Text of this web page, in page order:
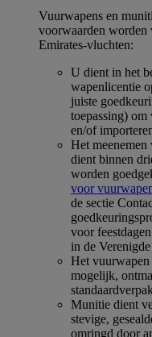
Vuurwapens en
voorwaarden worden
Emirates-vluchten:
U dient in het
wapenlicentie
juiste
toepassing) om
en/of
Het
dient binnen
worden
voor
de sectie
voor
in de
Het
mogelijk,
Munitie dient
stevige,
omringd door